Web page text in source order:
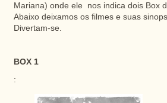
Mariana) onde ele nos indica dois Box
Abaixo deixamos os filmes e suas
Divertam-se.
BOX 1
: